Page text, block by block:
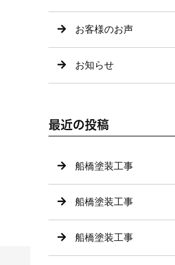
お客様のお声
お知らせ
最近の投稿
船橋塗装工事
船橋塗装工事
船橋塗装工事